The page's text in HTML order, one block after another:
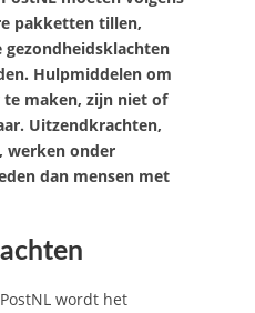
pakketten tillen,
Hulpmiddelen om
maken, zijn niet of
Uitzendkrachten,
werken onder
dan mensen met
wordt het